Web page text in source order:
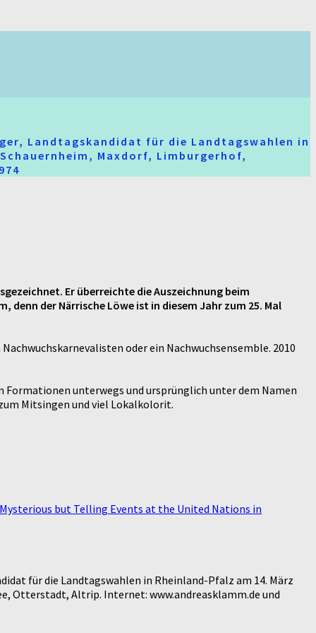
Landtagskandidat für die Landtagswahlen in
Maxdorf, Limburgerhof,
Er überreichte die Auszeichnung beim
der Närrische Löwe ist in diesem Jahr zum 25. Mal
oder ein Nachwuchsensemble. 2010
Formationen unterwegs und ursprünglich unter dem Namen
Mitsingen und viel Lokalkolorit.
but Telling Events at the United Nations in
für die Landtagswahlen in Rheinland-Pfalz am 14. März
Otterstadt, Altrip. Internet: www.andreasklamm.de und